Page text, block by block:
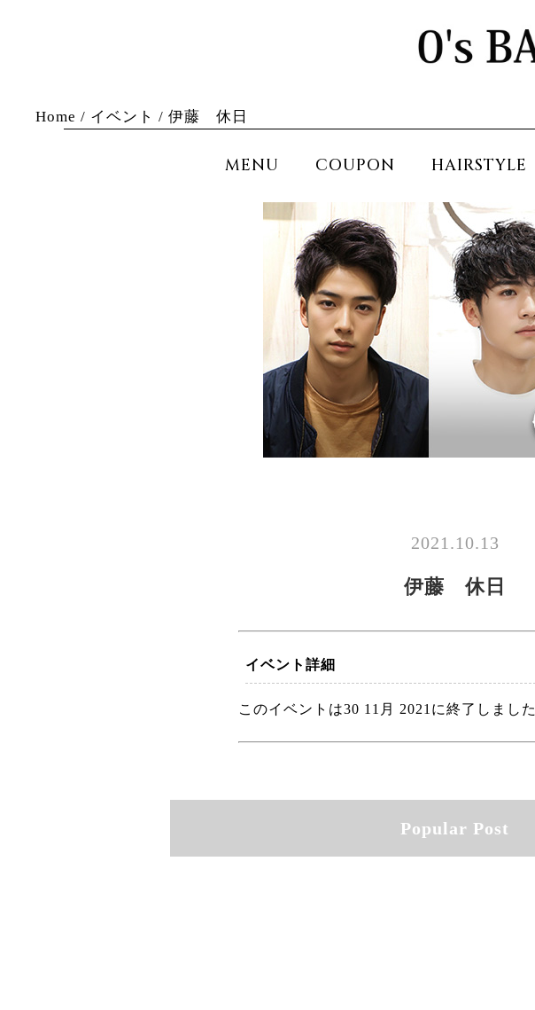
Home / イベント / 伊藤 休日
MENU COUPON HAIRSTYLE
2021.10.13
伊藤 休日
イベント詳細
このイベントは30 11月 2021に終了しました
Popular Post